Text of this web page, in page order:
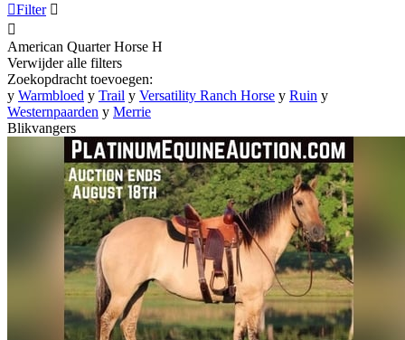
Filter 

American Quarter Horse H
Verwijder alle filters
Zoekopdracht toevoegen:
y Warmbloed y Trail y Versatility Ranch Horse y Ruin y
Westernpaarden y Merrie
Blikvangers